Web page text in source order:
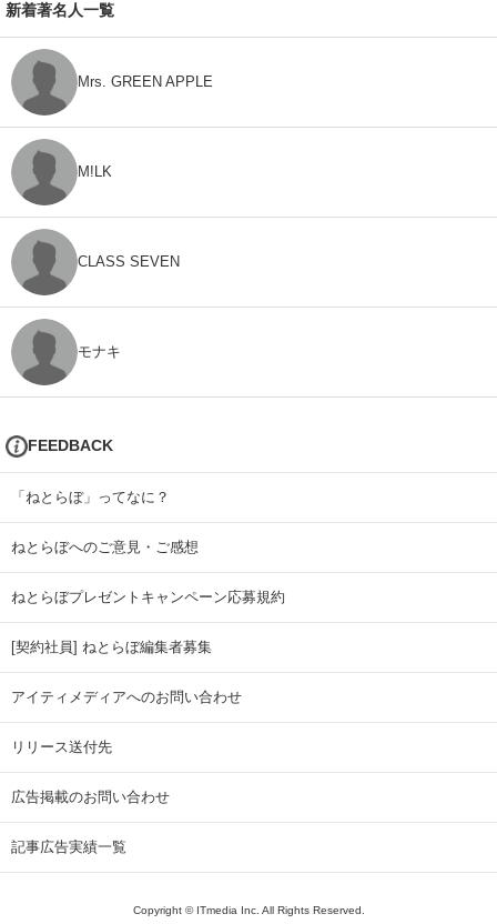
新着著名人一覧
Mrs. GREEN APPLE
M!LK
CLASS SEVEN
モナキ
FEEDBACK
「ねとらぼ」ってなに？
ねとらぼへのご意見・ご感想
ねとらぼプレゼントキャンペーン応募規約
[契約社員] ねとらぼ編集者募集
アイティメディアへのお問い合わせ
リリース送付先
広告掲載のお問い合わせ
記事広告実績一覧
Copyright © ITmedia Inc. All Rights Reserved.